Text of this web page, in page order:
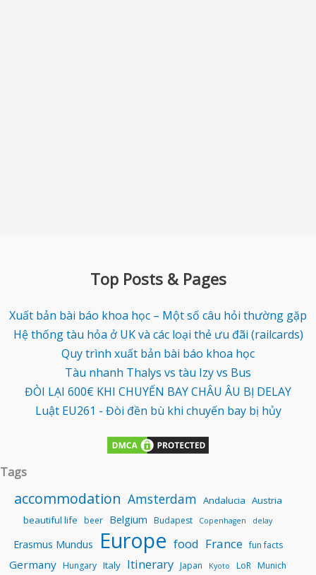
Top Posts & Pages
Xuất bản bài báo khoa học – Một số câu hỏi thường gặp
Hệ thống tàu hỏa ở UK và các loại thẻ ưu đãi (railcards)
Quy trình xuất bản bài báo khoa học
Tàu nhanh Thalys vs tàu Izy vs Bus
ĐÒI LẠI 600€ KHI CHUYẾN BAY CHÂU ÂU BỊ DELAY
Luật EU261 - Đòi đền bù khi chuyến bay bị hủy
Tags
accommodation Amsterdam Andalucia Austria
beautiful life beer Belgium Budapest Copenhagen delay
Erasmus Mundus Europe food France fun facts
Germany Hungary Italy Itinerary Japan Kyoto LoR Munich